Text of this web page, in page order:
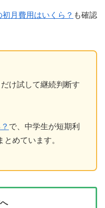
月費用はいくら？ も確認
け試して継続判断す
で、中学生が短期利
めています。